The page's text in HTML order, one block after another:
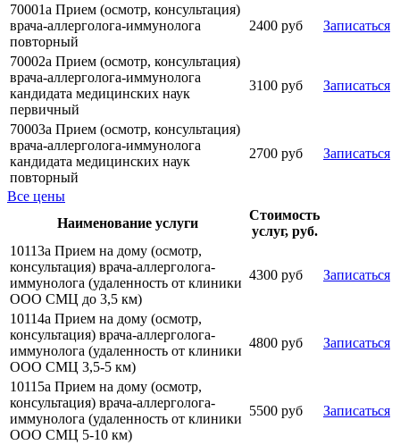
70001а Прием (осмотр, консультация)
врача-аллерголога-иммунолога
повторный
2400 руб Записаться
70002а Прием (осмотр, консультация)
врача-аллерголога-иммунолога
кандидата медицинских наук
первичный
3100 руб Записаться
70003а Прием (осмотр, консультация)
врача-аллерголога-иммунолога
кандидата медицинских наук
повторный
2700 руб Записаться
Все цены
Наименование услуги
Стоимость
услуг, руб.
10113а Прием на дому (осмотр,
консультация) врача-аллерголога-
иммунолога (удаленность от клиники
ООО СМЦ до 3,5 км)
4300 руб Записаться
10114а Прием на дому (осмотр,
консультация) врача-аллерголога-
иммунолога (удаленность от клиники
ООО СМЦ 3,5-5 км)
4800 руб Записаться
10115а Прием на дому (осмотр,
консультация) врача-аллерголога-
иммунолога (удаленность от клиники
ООО СМЦ 5-10 км)
5500 руб Записаться